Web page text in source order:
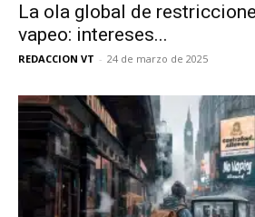
La ola global de
vapeo: intereses...
REDACCION VT - 24 de marzo de 2025